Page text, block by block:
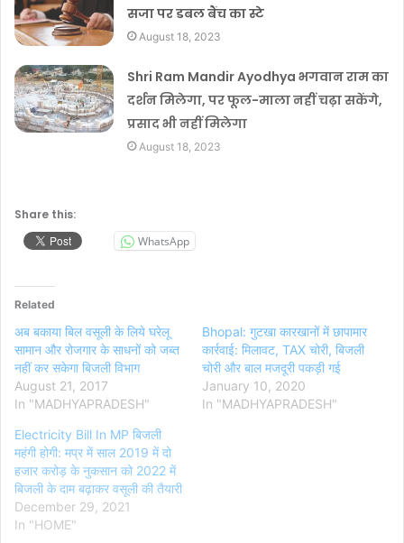
सजा पर डबल बैंच का स्टे
August 18, 2023
Shri Ram Mandir Ayodhya भगवान राम का
दर्शन मिलेगा, पर फूल-माला नहीं चढ़ा सकेंगे,
प्रसाद भी नहीं मिलेगा
August 18, 2023
Share this:
WhatsApp
Related
अब बकाया बिल वसूली के लिये घरेलू
सामान और रोजगार के साधनों को जब्त
नहीं कर सकेगा बिजली विभाग
August 21, 2017
In "MADHYAPRADESH"
Bhopal: गुटखा कारखानों में छापामार
कार्रवाई: मिलावट, TAX चोरी, बिजली
चोरी और बाल मजदूरी पकड़ी गई
January 10, 2020
In "MADHYAPRADESH"
Electricity Bill In MP बिजली
महंगी होगी: मप्र में साल 2019 में दो
हजार करोड़ के नुकसान को 2022 में
बिजली के दाम बढ़ाकर वसूली की तैयारी
December 29, 2021
In "HOME"